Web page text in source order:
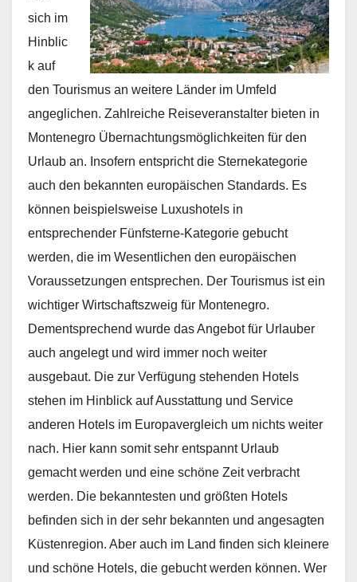
sich im
Hinblic
k auf
den Tourismus an weitere Länder im Umfeld
angeglichen. Zahlreiche Reiseveranstalter bieten in
Montenegro Übernachtungsmöglichkeiten für den
Urlaub an. Insofern entspricht die Sternekategorie
auch den bekannten europäischen Standards. Es
können beispielsweise Luxushotels in
entsprechender Fünfsterne-Kategorie gebucht
werden, die im Wesentlichen den europäischen
Voraussetzungen entsprechen. Der Tourismus ist ein
wichtiger Wirtschaftszweig für Montenegro.
Dementsprechend wurde das Angebot für Urlauber
auch angelegt und wird immer noch weiter
ausgebaut. Die zur Verfügung stehenden Hotels
stehen im Hinblick auf Ausstattung und Service
anderen Hotels im Europavergleich um nichts weiter
nach. Hier kann somit sehr entspannt Urlaub
gemacht werden und eine schöne Zeit verbracht
werden. Die bekanntesten und größten Hotels
befinden sich in der sehr bekannten und angesagten
Küstenregion. Aber auch im Land finden sich kleinere
und schöne Hotels, die gebucht werden können. Wer